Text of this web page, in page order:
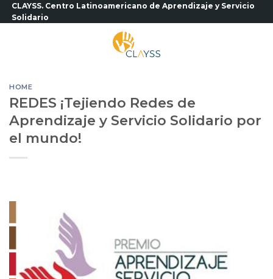
Saltar
al
CLAYSS. Centro Latinoamericano de Aprendizaje y Servicio
Solidario
HOME
REDES ¡Tejiendo Redes de
Aprendizaje y Servicio Solidario por
el mundo!